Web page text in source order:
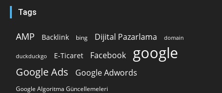
Tags
AMP Backlink bing Dijital Pazarlama domain
duckduckgo E-Ticaret Facebook google
Google Ads Google Adwords
Google Algoritma Güncellemeleri